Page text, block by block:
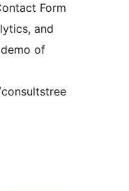
Form
and
of